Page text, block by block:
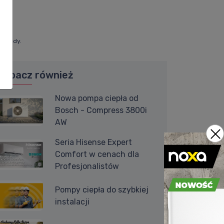
wody.
Zobacz również
Nowa pompa ciepła od
Bosch - Compress 3800i
AW
Seria Hisense Expert
Comfort w cenach dla
Profesjonalistów
Pompy ciepła do szybkiej
instalacji